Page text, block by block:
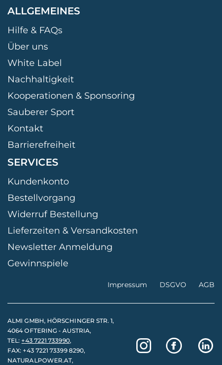
ALLGEMEINES
Hilfe & FAQs
Über uns
White Label
Nachhaltigkeit
Kooperationen & Sponsoring
Sauberer Sport
Kontakt
Barrierefreiheit
SERVICES
Kundenkonto
Bestellvorgang
Widerruf Bestellung
Lieferzeiten & Versandkosten
Newsletter Anmeldung
Gewinnspiele
Impressum DSGVO AGB
ALMI GMBH, HÖRSCHINGER STR. 1,
4064 OFTERING - AUSTRIA,
TEL:+43 7221 733990,
FAX: +43 7221 73399 8290,
NATURALPOWER.AT,